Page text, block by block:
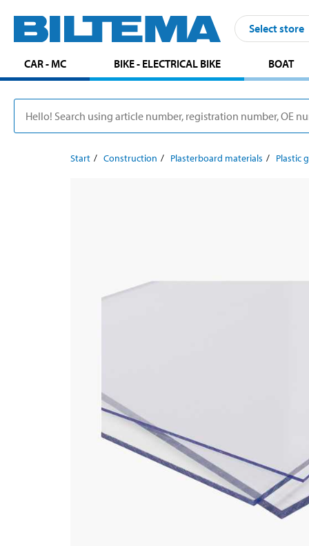
Select store
CAR - MC BIKE - ELECTRICAL BIKE BOAT
Start Construction Plasterboard materials Plastic